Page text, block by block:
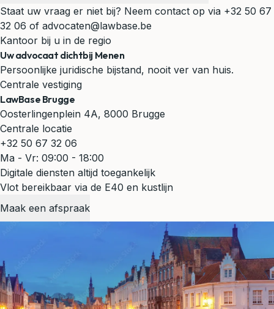
Staat uw vraag er niet bij? Neem contact op via +32 50 67
32 06 of advocaten@lawbase.be
Kantoor bij u in de regio
Uw advocaat dichtbij Menen
Persoonlijke juridische bijstand, nooit ver van huis.
Centrale vestiging
LawBase Brugge
Oosterlingenplein 4A, 8000 Brugge
Centrale locatie
+32 50 67 32 06
Ma - Vr: 09:00 - 18:00
Digitale diensten altijd toegankelijk
Vlot bereikbaar via de E40 en kustlijn
Maak een afspraak